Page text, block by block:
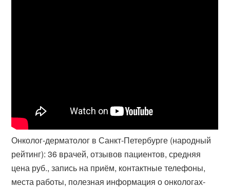
Онколог-дерматолог в Санкт-Петербурге (народный
рейтинг): 36 врачей, отзывов пациентов, средняя
цена руб., запись на приём, контактные телефоны,
места работы, полезная информация о онкологах-